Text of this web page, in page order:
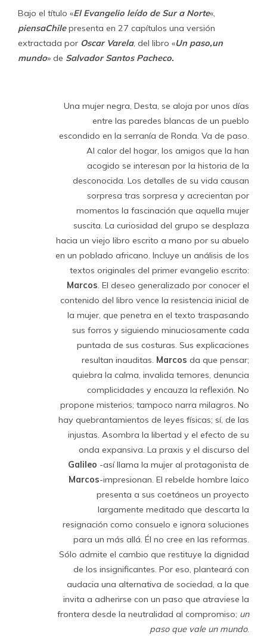
Bajo el título «El Evangelio leído de Sur a Norte«,
piensaChilepresenta en 27 capítulos una versión
extractada por Oscar Varela, del libro «Un paso,un
mundo» de Salvador Santos Pacheco.
Una mujer negra, Desta, se aloja por unos días
entre las paredes blancas de un pueblo
escondido en la serranía de Ronda. Va de paso.
Al calor del hogar, los amigos que la han
acogido se interesan por la historia de la
desconocida. Los detalles de su vida causan
sorpresa tras sorpresa y acrecientan por
momentos la fascinación que aquella mujer
suscita. La curiosidad del grupo se desplaza
hacia un viejo libro escrito a mano por su abuelo
en un poblado africano. Incluye un análisis de los
textos originales del primer evangelio escrito:
Marcos . El deseo generalizado por conocer el
contenido del libro vence la resistencia inicial de
la mujer, que penetra en el texto traspasando
sus forros y siguiendo minuciosamente cada
puntada de sus costuras. Sus explicaciones
resultan inauditas. Marcos da que pensar;
quiebra la calma, invalida temores, denuncia
complicidades y encauza la reflexión. No
propone misterios; tampoco narra milagros. No
hay quebrantamientos de leyes físicas; sí, de las
injustas. Asombra la libertad y el efecto de su
onda expansiva. La praxis y el discurso del
Galileo -así llama la mujer al protagonista de
Marcos-impresionan. El rebelde hombre laico
presenta a sus coetáneos un proyecto
largamente meditado que descarta la
resignación como consuelo e ignora soluciones
para un más allá. Él no cree en las reformas.
Sólo admite el cambio que restituye la dignidad
de los insignificantes. Por eso, planteará con
audacia una alternativa de sociedad, a la que
invita a adherirse con un paso que atraviese la
frontera desde la neutralidad al compromiso; un
paso que vale un mundo.